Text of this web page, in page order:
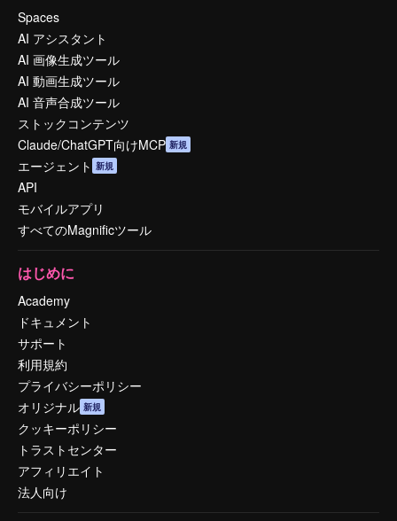
Spaces
AI アシスタント
AI 画像生成ツール
AI 動画生成ツール
AI 音声合成ツール
ストックコンテンツ
Claude/ChatGPT向けMCP 新規
エージェント 新規
API
モバイルアプリ
すべてのMagnificツール
はじめに
Academy
ドキュメント
サポート
利用規約
プライバシーポリシー
オリジナル 新規
クッキーポリシー
トラストセンター
アフィリエイト
法人向け